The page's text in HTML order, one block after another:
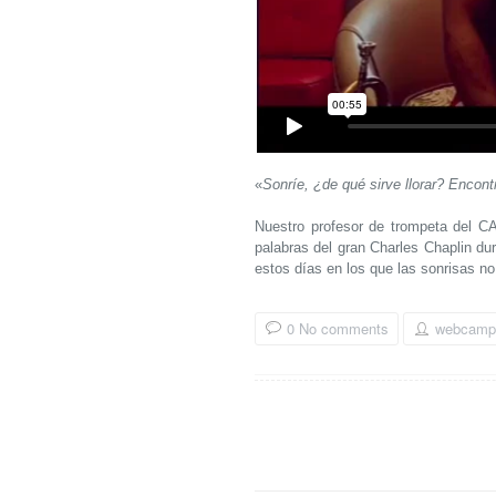
«Sonríe, ¿de qué sirve llorar?
Nuestro profesor de trompeta del
palabras del gran Charles Chaplin
estos días en los que las sonrisas no
0 No comments webcamp